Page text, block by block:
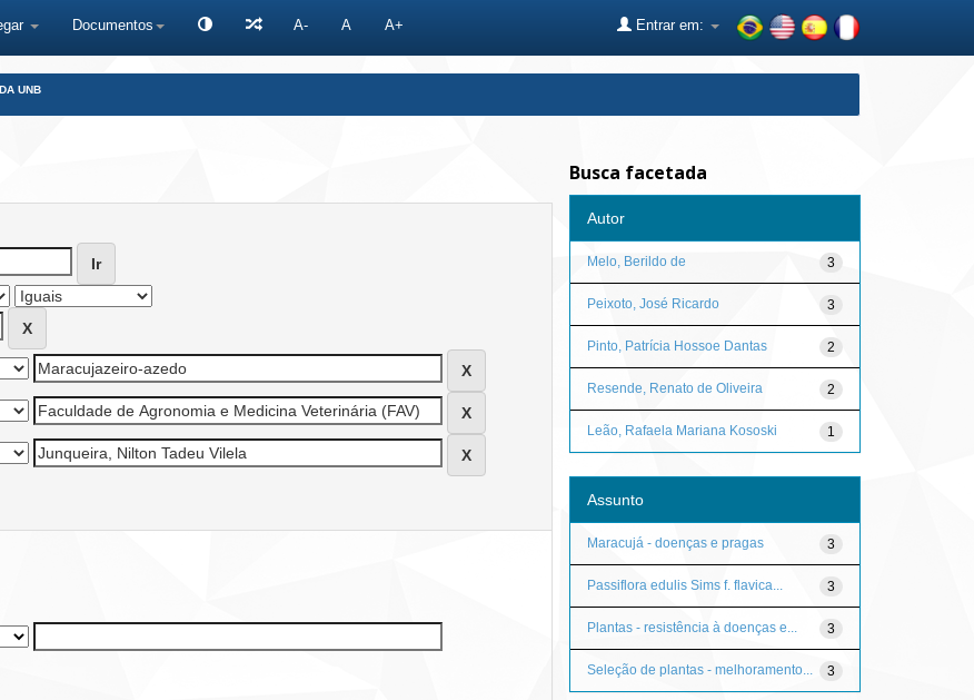
Documentos A- A A+ Entrar em:
UNB
Busca facetada
Autor
3
Melo, Berildo de
3
Peixoto, José Ricardo
2
Pinto, Patrícia Hossoe Dantas
2
Resende, Renato de Oliveira
1
Leão, Rafaela Mariana Kososki
Assunto
3
Maracujá - doenças e pragas
3
Passiflora edulis Sims f. flavica...
3
Plantas - resistência à doenças e...
3
Seleção de plantas - melhoramento...